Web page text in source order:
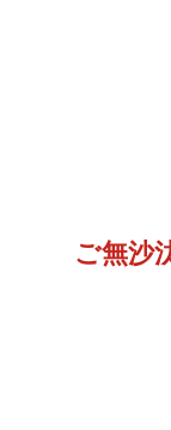
ご無沙